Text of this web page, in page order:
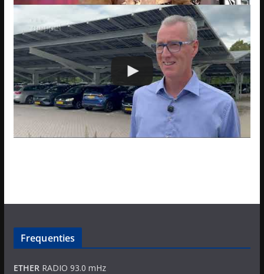
Frequenties
ETHERRADIO 93.0 mHz